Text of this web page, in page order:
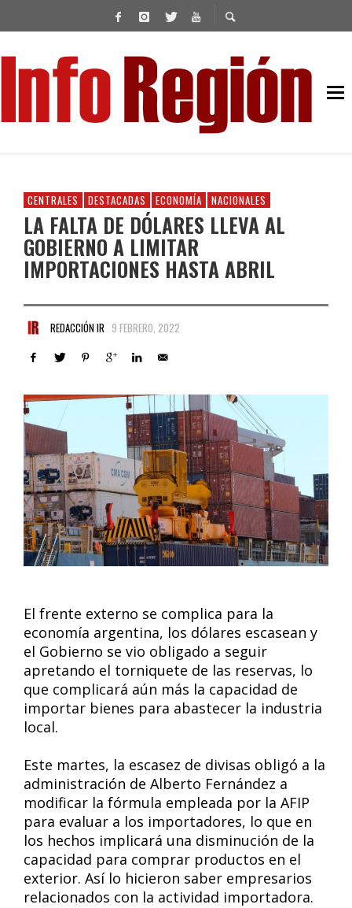
CENTRALES DESTACADAS ECONOMÍA NACIONALES
LA FALTA DE DÓLARES LLEVA AL
GOBIERNO A LIMITAR
IMPORTACIONES HASTA ABRIL
REDACCIÓN IR 9 FEBRERO, 2022
El frente externo se complica para la
economía argentina, los dólares escasean y
el Gobierno se vio obligado a seguir
apretando el torniquete de las reservas, lo
que complicará aún más la capacidad de
importar bienes para abastecer la industria
local.
Este martes, la escasez de divisas obligó a la
administración de Alberto Fernández a
modificar la fórmula empleada por la AFIP
para evaluar a los importadores, lo que en
los hechos implicará una disminución de la
capacidad para comprar productos en el
exterior. Así lo hicieron saber empresarios
relacionados con la actividad importadora.